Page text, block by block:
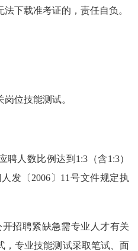
下载准考证的，责任自负。
位技能测试。
聘人数比例达到1:3（含1:3）
发〔2006〕11号文件规定执
招聘紧缺急需专业人才有关
，专业技能测试采取笔试、面